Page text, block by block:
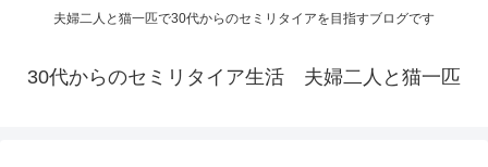
夫婦二人と猫一匹で30代からのセミリタイアを目指すブログです
30代からのセミリタイア生活 夫婦二人と猫一匹